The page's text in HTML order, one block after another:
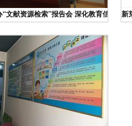
文献资源检索”报告会 深化教育信息咨询
新